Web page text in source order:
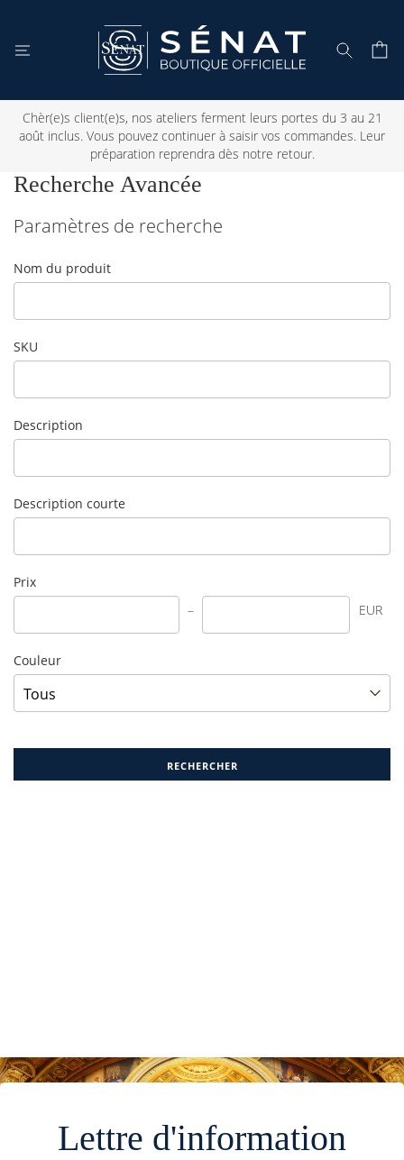
Chèr(e)s client(e)s, nos ateliers ferment leurs portes du 3 au 21
août inclus. Vous pouvez continuer à saisir vos commandes. Leur
préparation reprendra dès notre retour.
Recherche Avancée
Paramètres de recherche
Nom du produit
SKU
Description
Description courte
Prix
EUR
Couleur
RECHERCHER
Lettre d'information